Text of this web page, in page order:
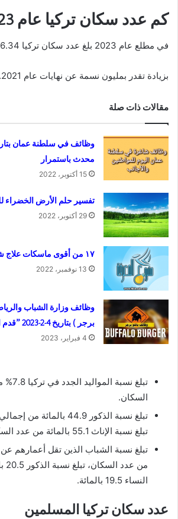
كم عدد سكان تركيا عام 2023
في مطلع عام 2023 بلغ عدد سكان تركيا 86.34 مليون نسمة تقريبا
بزيادة تقدر بمليون نسمة عن نهايات عام 2021.
مقالات ذات صلة
محدث باستمرار
15 أكتوبر، 2022
تفسير حلم الأرض الخضراء
29 أكتوبر، 2022
١٧ من أقوى ماسكات علاج شحوب لون البشرة
13 نوفمبر، 2022
وظائف وزارة الشباب
برجر ) بتاريخ 4-2-2023 ”قدم الأن”
4 فبراير، 2023
تبلغ
السكان.
تبلغ نسبة الذكور 44.9
تبلغ نسبة الإناث 55.1 بالمائة من عدد السكان
النساء 19.5 بالمائة.
عدد سكان تركيا المسلمين